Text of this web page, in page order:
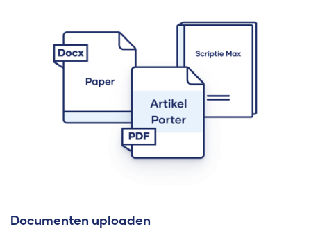
Documenten uploaden